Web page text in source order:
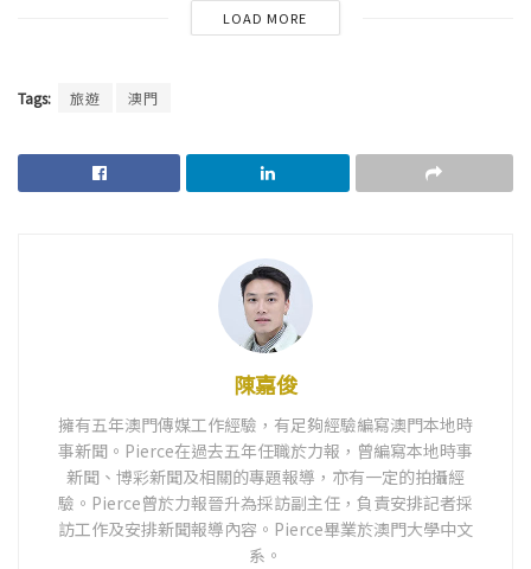
LOAD MORE
Tags: 旅遊 澳門
陳嘉俊
擁有五年澳門傳媒工作經驗，有足夠經驗編寫澳門本地時
事新聞。Pierce在過去五年任職於力報，曾編寫本地時事
新聞、博彩新聞及相關的專題報導，亦有一定的拍攝經
驗。Pierce曾於力報晉升為採訪副主任，負責安排記者採
訪工作及安排新聞報導內容。Pierce畢業於澳門大學中文
系。